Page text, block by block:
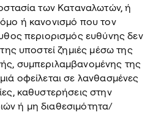
των Καταναλωτών, ή
ή κανονισμό που τον
περιορισμός ευθύνης δεν
υποστεί ζημιές μέσω της
συμπεριλαμβανομένης της
οφείλεται σε λανθασμένες
καθυστερήσεις στην
ή μη διαθεσιμότητα/